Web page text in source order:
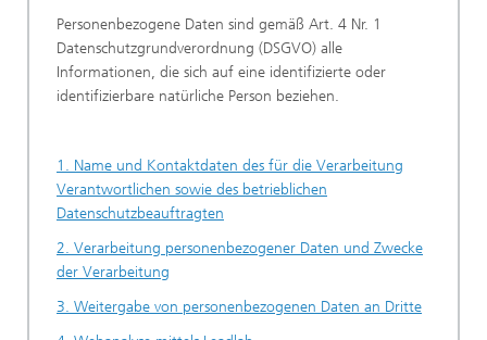
Personenbezogene Daten sind gemäß Art. 4 Nr. 1
Datenschutzgrundverordnung (DSGVO) alle
Informationen, die sich auf eine identifizierte oder
identifizierbare natürliche Person beziehen.
1. Name und Kontaktdaten des für die Verarbeitung
Verantwortlichen sowie des betrieblichen
Datenschutzbeauftragten
2. Verarbeitung personenbezogener Daten und Zwecke
der Verarbeitung
3. Weitergabe von personenbezogenen Daten an Dritte